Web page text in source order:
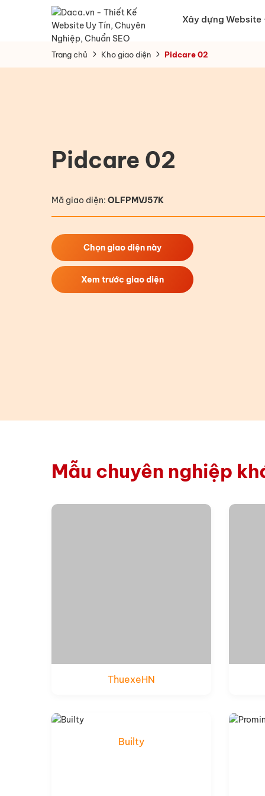
Xây dựng Website
Trang chủ Kho giao diện Pidcare 02
Pidcare 02
Mã giao diện: OLFPMVJ57K
Chọn giao diện này
Xem trước giao diện
Mẫu chuyên nghiệp
ThuexeHN
Builty